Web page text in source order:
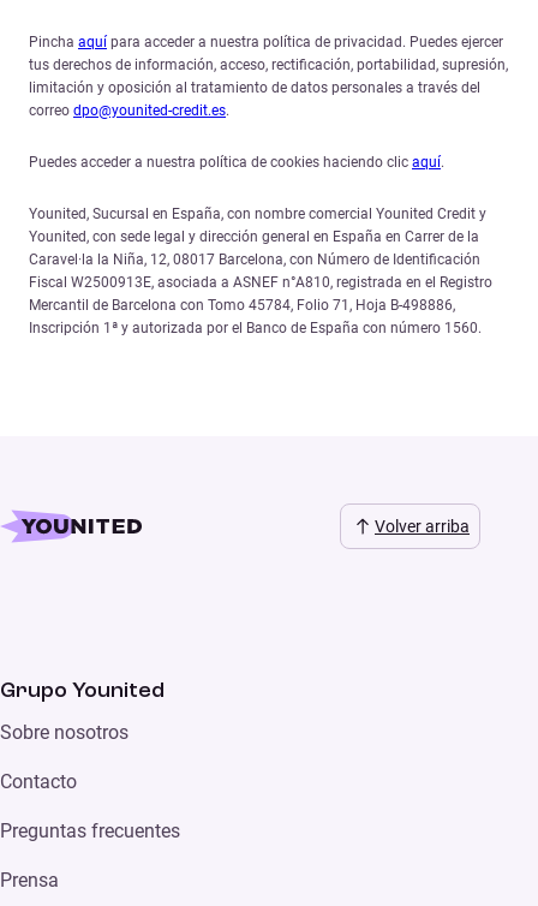
Pincha aquí para acceder a nuestra política de privacidad. Puedes ejercer
tus derechos de información, acceso, rectificación, portabilidad, supresión,
limitación y oposición al tratamiento de datos personales a través del
correo dpo@younited-credit.es.
Puedes acceder a nuestra política de cookies haciendo clic aquí.
Younited, Sucursal en España, con nombre comercial Younited Credit y
Younited, con sede legal y dirección general en España en Carrer de la
Caravel·la la Niña, 12, 08017 Barcelona, con Número de Identificación
Fiscal W2500913E, asociada a ASNEF n°A810, registrada en el Registro
Mercantil de Barcelona con Tomo 45784, Folio 71, Hoja B-498886,
Inscripción 1ª y autorizada por el Banco de España con número 1560.
Volver arriba
Grupo Younited
Sobre nosotros
Contacto
Preguntas frecuentes
Prensa